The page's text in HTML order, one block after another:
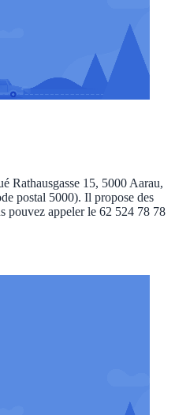
Rathausgasse 15, 5000 Aarau,
postal 5000). Il propose des
pouvez appeler le 62 524 78 78